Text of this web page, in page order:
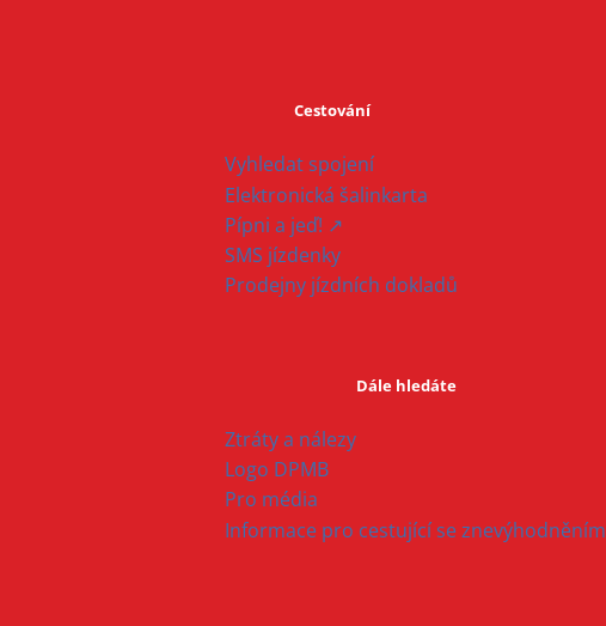
Cestování
Vyhledat spojení
Elektronická šalinkarta
Pípni a jeď! ↗
SMS jízdenky
Prodejny jízdních dokladů
Dále hledáte
Ztráty a nálezy
Logo DPMB
Pro média
Informace pro cestující se znevýhodněním